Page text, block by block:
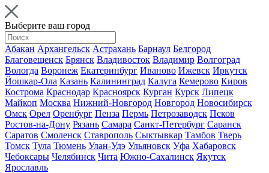
Выберите ваш город
Абакан Архангельск Астрахань Барнаул Белгород
Благовещенск Брянск Владивосток Владимир Волгоград
Вологда Воронеж Екатеринбург Иваново Ижевск Иркутск
Йошкар-Ола Казань Калининград Калуга Кемерово Киров
Кострома Краснодар Красноярск Курган Курск Липецк
Майкоп Москва Нижний-Новгород Новгород Новосибирск
Омск Орел Оренбург Пенза Пермь Петрозаводск Псков
Ростов-на-Дону Рязань Самара Санкт-Петербург Саранск
Саратов Смоленск Ставрополь Сыктывкар Тамбов Тверь
Томск Тула Тюмень Улан-Удэ Ульяновск Уфа Хабаровск
Чебоксары Челябинск Чита Южно-Сахалинск Якутск
Ярославль